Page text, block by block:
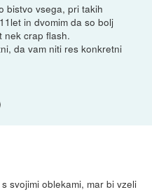
bistvo vsega, pri takih
in dvomim da so bolj
nek crap flash.
da vam niti res konkretni
svojimi oblekami, mar bi vzeli